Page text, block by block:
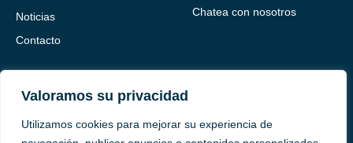
Valoramos su privacidad
Utilizamos cookies para mejorar su experiencia de
Noticias
Contacto
Chatea con nosotros